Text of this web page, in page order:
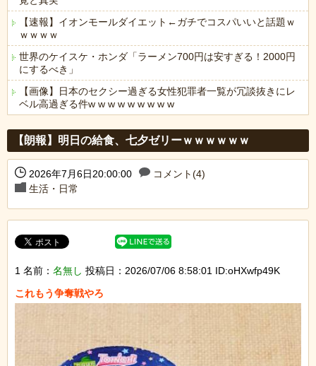
【速報】イオンモールダイエット←ガチでコスパいいと話題ｗ
ｗｗｗｗ
世界のケイスケ・ホンダ「ラーメン700円は安すぎる！2000円
にするべき」
【画像】日本のセクシー過ぎる女性犯罪者一覧が冗談抜きにレ
ベル高過ぎる件w w w w w w w w w
【朗報】明日の給食、七夕ゼリーｗｗｗｗｗｗ
2026年7月6日20:00:00
コメント(4)
生活・日常
1 名前： 名無し 投稿日：2026/07/06 8:58:01 ID:oHXwfp49K